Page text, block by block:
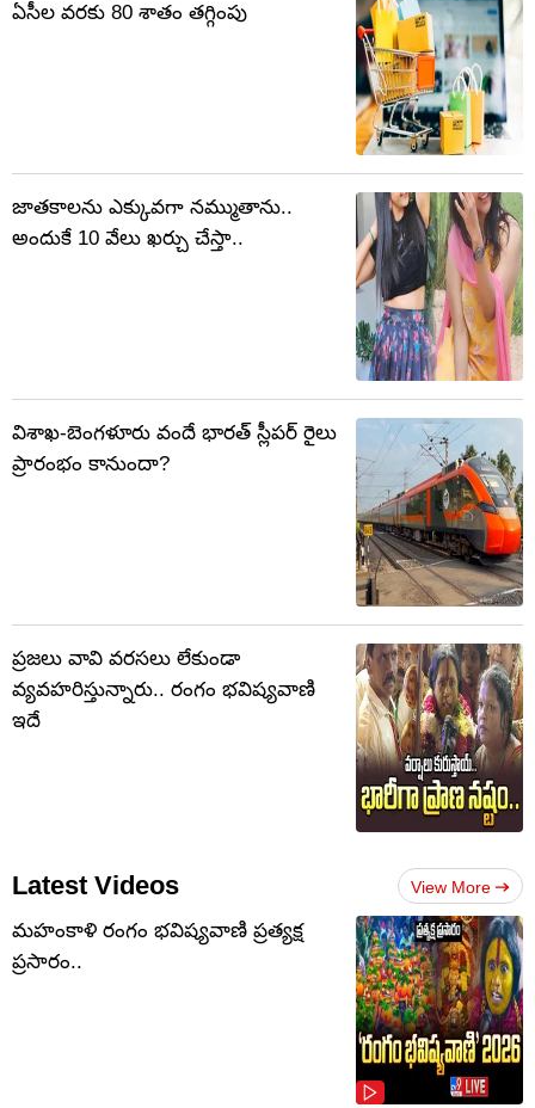
ఏసీల వరకు 80 శాతం తగ్గింపు
జాతకాలను ఎక్కువగా నమ్ముతాను..
అందుకే 10 వేలు ఖర్చు చేస్తా..
విశాఖ-బెంగళూరు వందే భారత్ స్లీపర్ రైలు
ప్రారంభం కానుందా?
ప్రజలు వావి వరసలు లేకుండా
వ్యవహరిస్తున్నారు.. రంగం భవిష్యవాణి
ఇదే
Latest Videos View More
మహంకాళి రంగం భవిష్యవాణి ప్రత్యక్ష
ప్రసారం..